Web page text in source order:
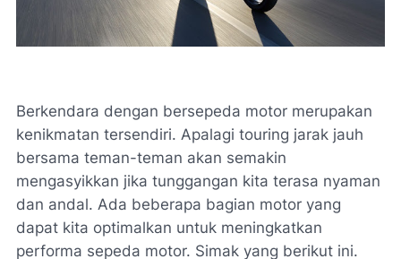
Berkendara dengan bersepeda motor merupakan
kenikmatan tersendiri. Apalagi touring jarak jauh
bersama teman-teman akan semakin
mengasyikkan jika tunggangan kita terasa nyaman
dan andal. Ada beberapa bagian motor yang
dapat kita optimalkan untuk meningkatkan
performa sepeda motor. Simak yang berikut ini.